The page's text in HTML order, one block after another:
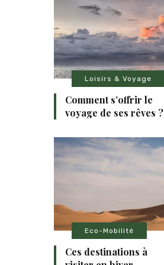
Loisirs & Voyage
Comment s’offrir le
voyage de ses rêves ?
Eco-Mobilité
Ces destinations à